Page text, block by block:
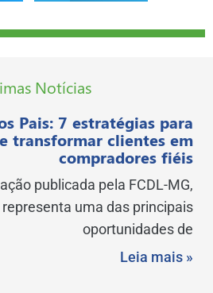
Notícias
Pais: 7 estratégias para
transformar clientes em
compradores fiéis
publicada pela FCDL-MG,
representa uma das principais
oportunidades de
Leia mais »